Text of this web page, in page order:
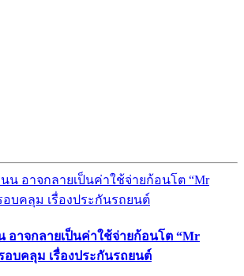
อาจกลายเป็นค่าใช้จ่ายก้อนโต “Mr
อบคลุม เรื่องประกันรถยนต์